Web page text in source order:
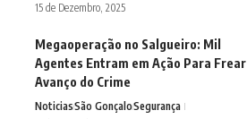
15 de Dezembro, 2025
Megaoperação no Salgueiro: Mil
Agentes Entram em Ação Para Frear
Avanço do Crime
NoticiasSão GonçaloSegurança